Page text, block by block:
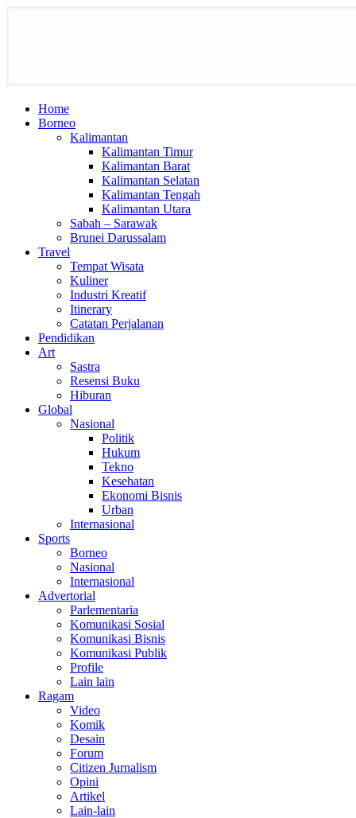
Home
Borneo
Kalimantan
Kalimantan Timur
Kalimantan Barat
Kalimantan Selatan
Kalimantan Tengah
Kalimantan Utara
Sabah – Sarawak
Brunei Darussalam
Travel
Tempat Wisata
Kuliner
Industri Kreatif
Itinerary
Catatan Perjalanan
Pendidikan
Art
Sastra
Resensi Buku
Hiburan
Global
Nasional
Politik
Hukum
Tekno
Kesehatan
Ekonomi Bisnis
Urban
Internasional
Sports
Borneo
Nasional
Internasional
Advertorial
Parlementaria
Komunikasi Sosial
Komunikasi Bisnis
Komunikasi Publik
Profile
Lain lain
Ragam
Video
Komik
Desain
Forum
Citizen Jurnalism
Opini
Artikel
Lain-lain